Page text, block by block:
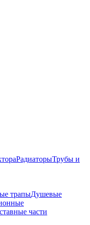
РадиаторыТрубы и
трапыДушевые
части